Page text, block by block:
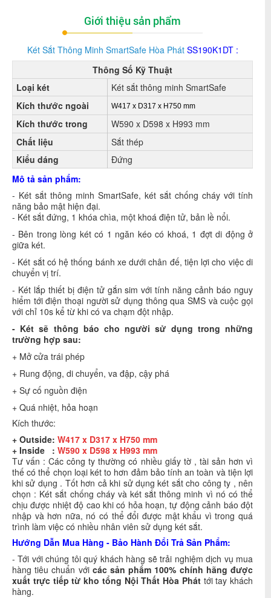
Giới thiệu sản phẩm
Két Sắt Thông Minh SmartSafe Hòa PhátSS190K1DT :
Thông Số Kỹ Thuật
Loại két
Két sắt thông minh SmartSafe
Kích thước ngoài
W417 x D317 x H750 mm
Kích thước trong
W590 x D598 x H993 mm
Chất liệu
Sắt thép
Kiểu dáng
Đứng
Mô tả sản phẩm:
- Két sắt thông minh SmartSafe, két sắt chống cháy với tính
năng bảo mật hiện đại.
- Két sắt đứng, 1 khóa chìa, một khoá điện tử, bản lề nổi.
- Bên trong lòng két có 1 ngăn kéo có khoá, 1 đợt di động ở
giữa két.
- Két sắt có hệ thống bánh xe dưới chân đế, tiện lợi cho việc di
chuyển vị trí.
- Két lắp thiết bị điện tử gắn sim với tính năng cảnh báo nguy
hiểm tới điện thoại người sử dụng thông qua SMS và cuộc gọi
với chỉ 10s kể từ khi có va chạm đột nhập.
- Két sẽ thông báo cho người sử dụng trong những
trường hợp sau:
+ Mở cửa trái phép
+ Rung động, di chuyển, va đập, cậy phá
+ Sự cố nguồn điện
+ Quá nhiệt, hỏa hoạn
Kích thước:
+ Outside: W417 x D317 x H750 mm
+ Inside : W590 x D598 x H993 mm
Tư vấn : Các công ty thường có nhiều giấy tờ , tài sản hơn vì
thế có thể chọn loại két to hơn đảm bảo tính an toàn và tiện lợi
khi sử dụng . Tốt hơn cả khi sử dụng két sắt cho công ty , nên
chọn : Két sắt chống cháy và két sắt thông minh vì nó có thể
chịu được nhiệt độ cao khi có hỏa hoạn, tự động cảnh báo đột
nhập và hơn nữa, nó có thể đổi được mật khẩu vì trong quá
trình làm việc có nhiều nhân viên sử dụng két sắt.
Hướng Dẫn Mua Hàng - Bảo Hành Đổi Trả Sản Phẩm:
- Tới với chúng tôi quý khách hàng sẽ trải nghiệm dịch vụ mua
hàng tiêu chuẩn với các sản phẩm 100% chính hãng được
xuất trực tiếp từ kho tổng Nội Thất Hòa Pháttới tay khách
hàng.